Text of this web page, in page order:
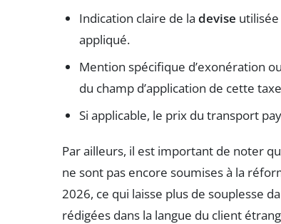
Indication claire de la devise
appliqué.
Mention spécifique d’exonération
du champ d’application de cette
Si applicable, le prix du transport
Par ailleurs, il est important de noter
ne sont pas encore soumises à la
2026, ce qui laisse plus de souplesse
rédigées dans la langue du client